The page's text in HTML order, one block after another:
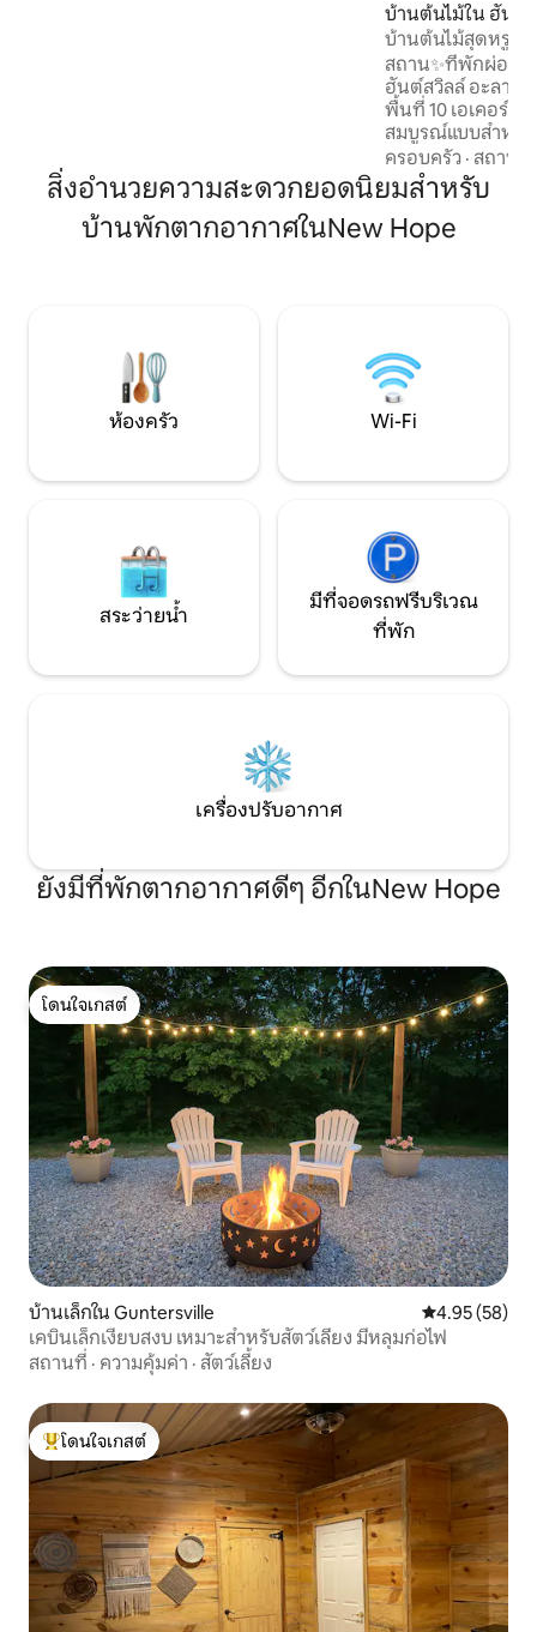
บ้านต้นไม้ใน ฮันท์
บ้านต้นไม้สุดหรูพ
ก่อไฟ
สถาน✨ที่พักผ่อนที่
ฮันต์สวิลล์ อะลาบ
พื้นที่ 10 เอเคอร์ที่สวยงาม ✨
สมบูรณ์แบบสำหรั
ความเร่งรีบและวุ่
✨ขณะที่คุณผ่อนคล
สงบของบ้านต้นไม้
จะรู้สึกว่าความกัง
คุณละลายหายไป เฟอร์นิเจอร์✨ครบครัน
คืนที่หนาวเย็น
ครอบครัว · สถานที่
สิ่งอำนวยความสะดวกยอดนิยมสำหรับ
บ้านพักตากอากาศในNew Hope
ห้องครัว Wi-Fi
สระว่ายน้ำ
มีที่จอดรถฟรีบริเวณ
ที่พัก
เครื่องปรับอากาศ
ยังมีที่พักตากอากาศดีๆ อีกในNew Hope
โดนใจเกสต์
โดนใจเกสต์
บ้านเล็กใน Guntersville คะแนนเฉลี่ย
4.95 (58)
เคบินเล็กเงียบสงบ เหมาะสำหรับสัตว์เลี้ยง มีหลุมก่อไฟ
สถานที่ · ความคุ้มค่า · สัตว์เลี้ยง
โดนใจเกสต์ที่สุด
โดนใจเกสต์